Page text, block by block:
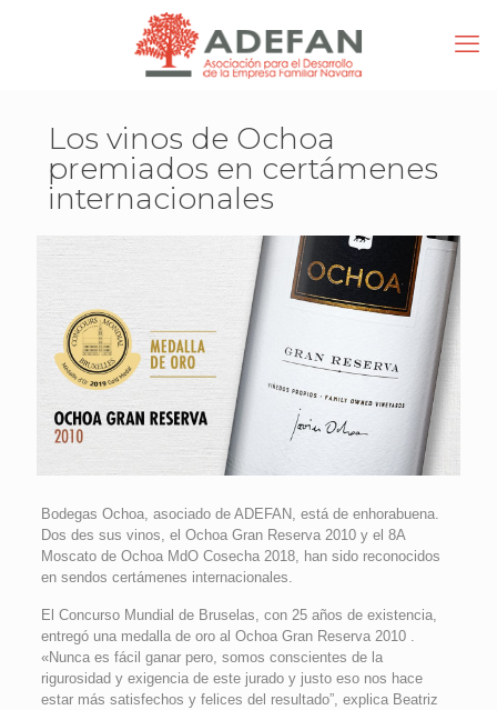
Los vinos de Ochoa
premiados en certámenes
internacionales
Bodegas Ochoa, asociado de ADEFAN, está de enhorabuena.
Dos des sus vinos, el Ochoa Gran Reserva 2010 y el 8A
Moscato de Ochoa MdO Cosecha 2018, han sido reconocidos
en sendos certámenes internacionales.
El Concurso Mundial de Bruselas, con 25 años de existencia,
entregó una medalla de oro al Ochoa Gran Reserva 2010 .
«Nunca es fácil ganar pero, somos conscientes de la
rigurosidad y exigencia de este jurado y justo eso nos hace
estar más satisfechos y felices del resultado”, explica Beatriz